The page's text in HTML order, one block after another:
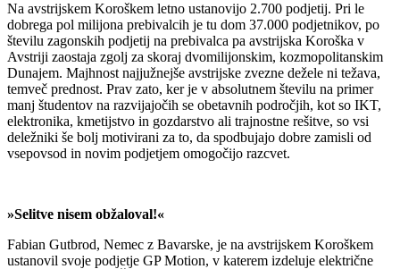
Na avstrijskem Koroškem letno ustanovijo 2.700 podjetij. Pri le
dobrega pol milijona prebivalcih je tu dom 37.000 podjetnikov, po
številu zagonskih podjetij na prebivalca pa avstrijska Koroška v
Avstriji zaostaja zgolj za skoraj dvomilijonskim, kozmopolitanskim
Dunajem. Majhnost najjužnejše avstrijske zvezne dežele ni težava,
temveč prednost. Prav zato, ker je v absolutnem številu na primer
manj študentov na razvijajočih se obetavnih področjih, kot so IKT,
elektronika, kmetijstvo in gozdarstvo ali trajnostne rešitve, so vsi
deležniki še bolj motivirani za to, da spodbujajo dobre zamisli od
vsepovsod in novim podjetjem omogočijo razcvet.
»Selitve nisem obžaloval!«
Fabian Gutbrod, Nemec z Bavarske, je na avstrijskem Koroškem
ustanovil svoje podjetje GP Motion, v katerem izdeluje električne